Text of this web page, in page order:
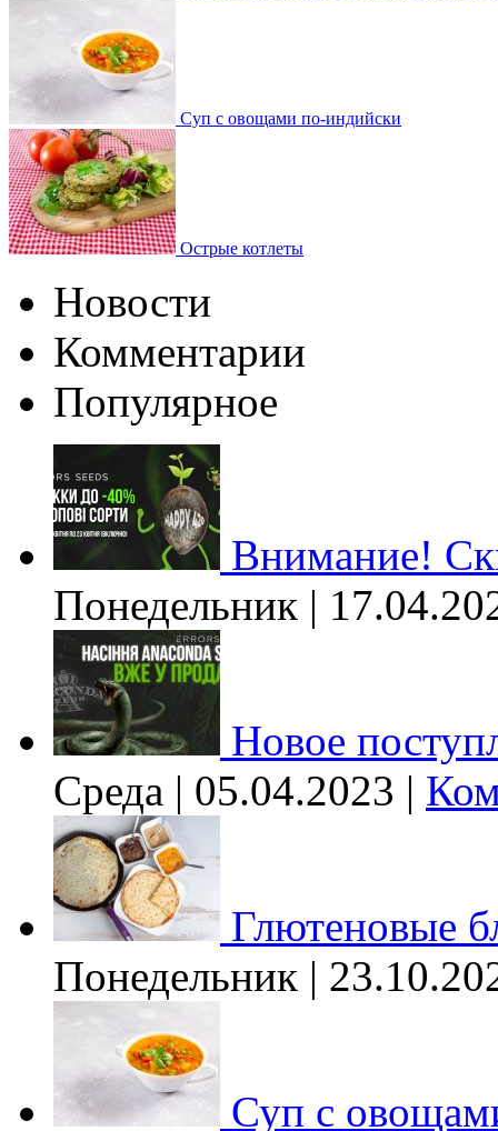
Суп с овощами по-индийски
Острые котлеты
Новости
Комментарии
Популярное
Внимание!
Понедельник |
Новое
Среда | 05.04.2023 |
Глютеновые
Понедельник |
Суп с